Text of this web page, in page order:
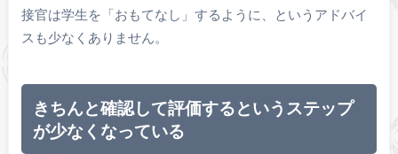
接官は学生を「おもてなし」するように、というアドバイ
スも少なくありません。
きちんと確認して評価するというステップ
が少なくなっている